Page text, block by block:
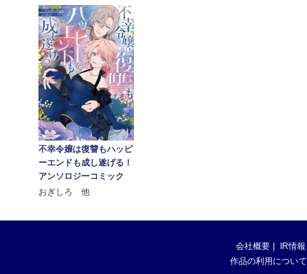
不幸令嬢は復讐もハッピ
ーエンドも成し遂げる！
アンソロジーコミック
おぎしろ 他
会社概要 IR情報
作品の利用について